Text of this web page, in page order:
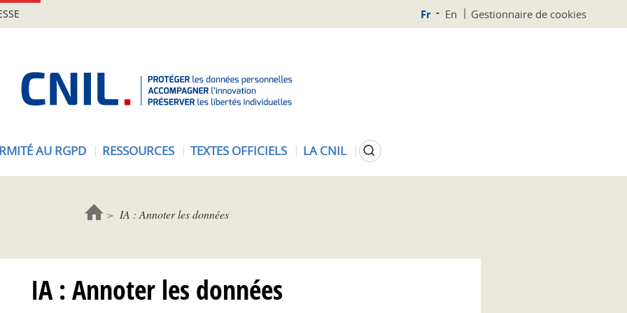
Fr En Gestionnaire de cookies
AU RGPD RESSOURCES TEXTES OFFICIELS LA CNIL Rechercher
IA : Annoter les données
IA : Annoter les données